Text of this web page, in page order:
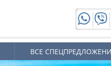
ВСЕ